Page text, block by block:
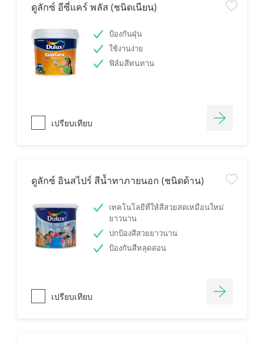
ดูลักซ์ อีซี่แคร์ พลัส (ชนิดเนียน)
ป้องกันฝุ่น
ใช้งานง่าย
ฟิล์มสีทนทาน
เปรียบเทียบ
ดูลักซ์ อินสไปร์ สีน้ำทาภายนอก (ชนิดด้าน)
เทคโนโลยีที่ให้สีสวยสดเหมือนใหม่
ยาวนาน
ปกป้องสีสวยยาวนาน
ป้องกันสีหลุดล่อน
เปรียบเทียบ